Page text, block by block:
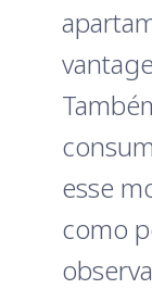
esse
como